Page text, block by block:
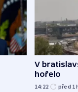
V
hořelo
14:22 před 1